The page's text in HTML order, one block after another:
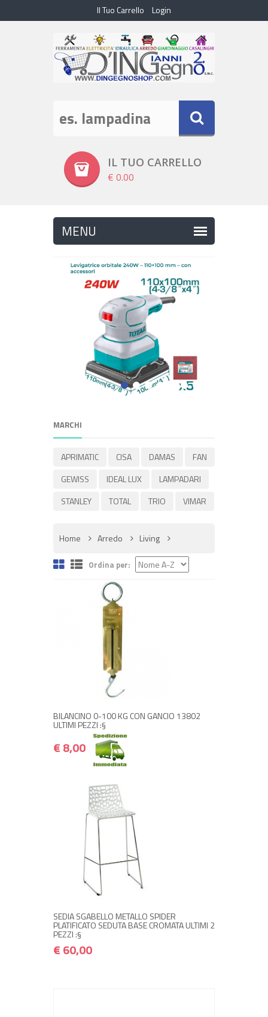
Il Tuo Carrello Login
IL TUO CARRELLO
€ 0.00
MARCHI
APRIMATIC CISA DAMAS
FAN
GEWISS
IDEAL LUX
LAMPADARI
STANLEY
TOTAL TRIO VIMAR
Home Arredo Living
Ordina per:
BILANCINO 0-100 KG CON GANCIO 13802
ULTIMI PEZZI :§
€ 8,00
+ ACQUISTA
SEDIA SGABELLO METALLO SPIDER
PLATIFICATO SEDUTA BASE CROMATA ULTIMI 2
PEZZI :§
€ 60,00
NON DISPONIBILE A MAGAZZINO
Avvisami quando disponibile